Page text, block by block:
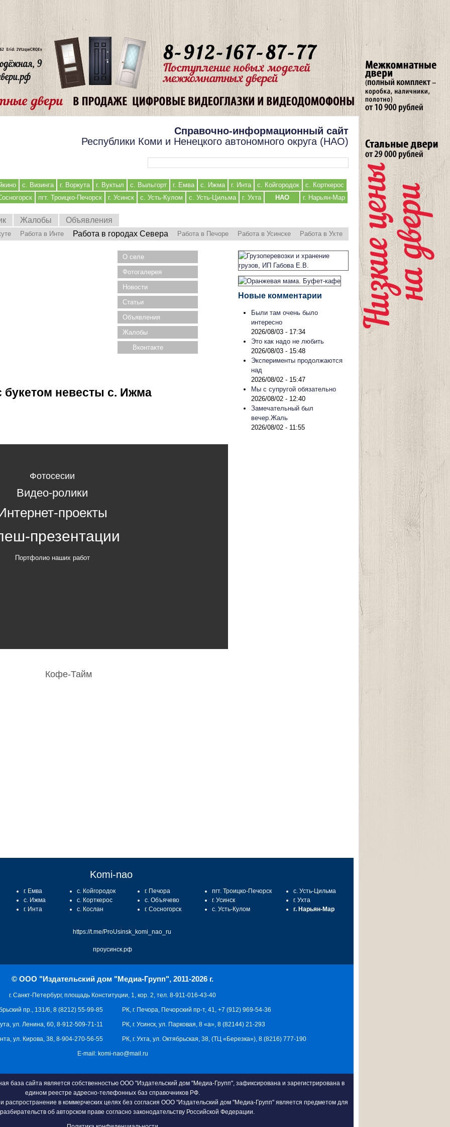
Справочно-информационный сайт
Республики Коми и Ненецкого автономного округа (НАО)
с. Визинга г. Воркута г. Вуктыл с. Выльгорт г. Емва с. Ижма г. Инта с. Койгородок
с. Корткерос
пгт. Троицко-Печорск г. Усинск с. Усть-Кулом с. Усть-Цильма г. Ухта НАО г. Нарьян-Мар
Жалобы Объявления
Работа в Инте Работа в городах Севера Работа в Печоре Работа в Усинске Работа в Ухте
О селе
Фотогалерея
Новости
Статьи
Объявления
Жалобы
Вконтакте
букетом невесты с. Ижма
Фотосесии
Видео-ролики
проекты
презентации
Портфолио наших работ
Кофе-Тайм
Новые комментарии
Были там очень было
интересно
2026/08/03 - 17:34
Это как надо не любить
2026/08/03 - 15:48
Эксперименты продолжаются
над
2026/08/02 - 15:47
Мы с супругой обязательно
2026/08/02 - 12:40
Замечательный был
вечер.Жаль
2026/08/02 - 11:55
Komi-nao
г. Емва
с. Ижма
г. Инта
с. Койгородок
с. Корткерос
с. Кослан
г. Печора
с. Объячево
г. Сосногорск
пгт. Троицко-Печорск
г. Усинск
с. Усть-Кулом
с. Усть-Цильма
г. Ухта
г. Нарьян-Мар
https://t.me/ProUsinsk_komi_nao_ru
проусинск.рф
© ООО "Издательский дом "Медиа-Групп", 2011-2026 г.
г. Санкт-Петербург, площадь Конституции, 1, кор. 2, тел. 8-911-016-43-40
РК, г. Печора, Печорский пр-т, 41, +7 (912) 969-54-36
РК, г. Усинск, ул. Парковая, 8 «а», 8 (82144) 21-293
РК, г. Ухта, ул. Октябрьская, 38, (ТЦ «Березка»), 8 (8216) 777-190
пр., 131/6, 8 (8212) 55-99-85
ул. Ленина, 60, 8-912-509-71-11
ул. Кирова, 38, 8-904-270-56-55
E-mail: komi-nao@mail.ru
база сайта является собственностью ООО "Издательский дом "Медиа-Групп", зафиксирована и зарегистрирована в
едином реестре адресно-телефонных баз справочников РФ.
распространение в коммерческих целях без согласия ООО "Издательский дом "Медиа-Групп" является предметом для
об авторском праве согласно законодательству Российской Федерации.